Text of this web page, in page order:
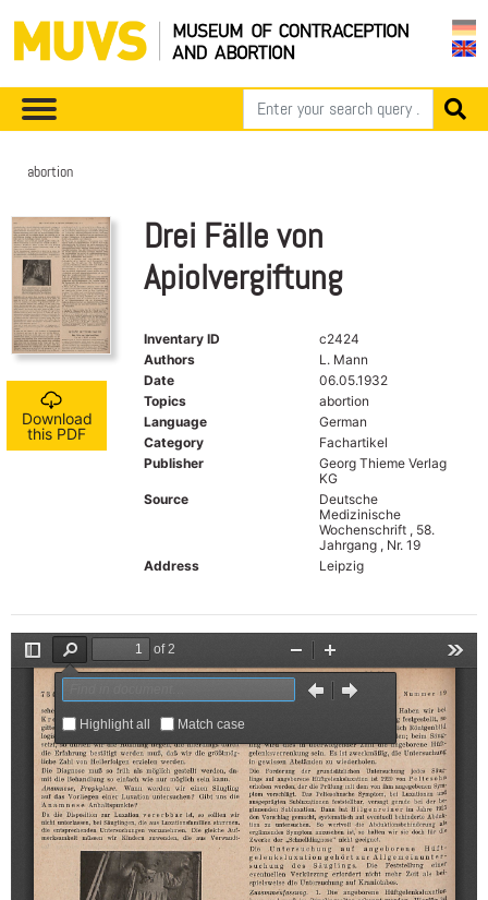
abortion
Download
this PDF
Drei Fälle von
Apiolvergiftung
Inventary ID
c2424
Authors
L. Mann
Date
06.05.1932
Topics
abortion
Language
German
Category
Fachartikel
Publisher
Georg Thieme Verlag
KG
Source
Deutsche
Medizinische
Wochenschrift , 58.
Jahrgang , Nr. 19
Address
Leipzig